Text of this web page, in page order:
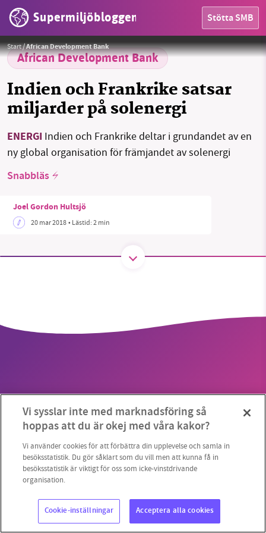
Supermiljöbloggen Stötta SMB
OMRÅDEN
MILJÖFAKTA
OM OSS
Sök Sparade inlägg Tipsa oss
Threads
Start/African Development Bank
African Development Bank
Indien och Frankrike satsar
miljarder på solenergi
ENERGI Indien och Frankrike deltar i grundandet av en
ny global organisation för främjandet av solenergi
Snabbläs
Joel Gordon Hultsjö
20 mar 2018• Lästid:2 min
Foto:USAF
Copyright 2023 © Supermiljöbloggen Cookieinställningar
SMB kämpar för en hållbar framtid. Sedan
starten 2010 har vår ideella redaktion drivit
vill hjälpa oss.
Stötta vårt arbete genom att swisha en slant till
1231368703
Läs vad vi vill göra
Vi sysslar inte med marknadsföring så
hoppas att du är okej med våra kakor?
Vi använder cookies för att förbättra din upplevelse och samla in
besöksstatistik. Du gör såklart som du vill men att kunna få in
besöksstatistik är viktigt för oss som icke-vinstdrivande
organisation.
Cookie-inställningar Acceptera alla cookies